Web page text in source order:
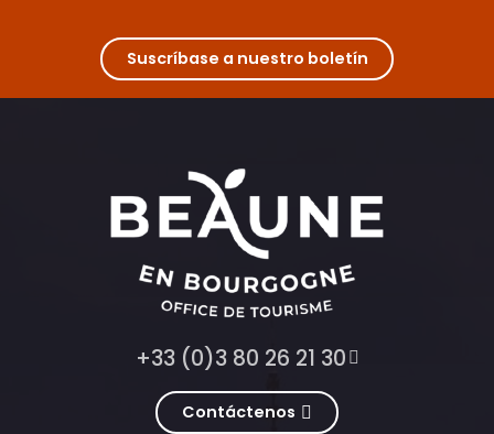
Suscríbase a nuestro boletín
+33 (0)3 80 26 21 30
Contáctenos